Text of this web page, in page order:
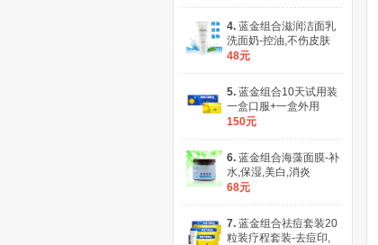
4. 蓝金组合滋润洁面乳
洗面奶-控油,不伤皮肤
48元
5. 蓝金组合10天试用装
一盒口服+一盒外用
150元
6. 蓝金组合海藻面膜-补
水,保湿,美白,消炎
68元
7. 蓝金组合祛痘套装20
粒装疗程套装-去痘印,